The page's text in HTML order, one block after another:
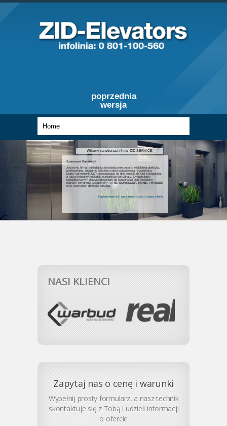
poprzednia
wersja
Witamy na stronach firmy ZID-SERVICE
Szanowni Państwo!
Jesteśmy firmą, posiadającą doświadczenie poparte wieloletnią praktyką,
profesjonalną, regularnie szkoloną kadrą wykonawczą i inżynierską.
Mamy uprawnieniaUDT obowiązujące od dnia wejścia do Unii Europejskiej,
a nasze produkty posiadają europejskie certyfikaty. Dysponujemy
specjalistycznym oprzyrządowaniem do konserwacji oraz wszelkich
napraw i remontów dźwigów firmOTIS, SCHINDLER, KONE, THYSSEN
oraz wszystkich dźwigów polskich.
Zapraszamy od zapoznania się z nasza ofertą
NASI KLIENCI
Zapytaj nas o cenę i warunki
Wypełnij prosty formularz, a nasz technik
skontaktuje się z Tobą i udzieli informacji
o ofercie